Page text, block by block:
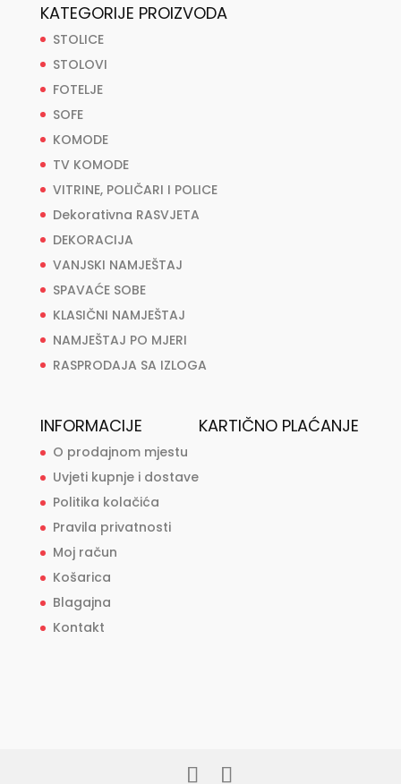
KATEGORIJE PROIZVODA
STOLICE
STOLOVI
FOTELJE
SOFE
KOMODE
TV KOMODE
VITRINE, POLIČARI I POLICE
Dekorativna RASVJETA
DEKORACIJA
VANJSKI NAMJEŠTAJ
SPAVAĆE SOBE
KLASIČNI NAMJEŠTAJ
NAMJEŠTAJ PO MJERI
RASPRODAJA SA IZLOGA
INFORMACIJE
O prodajnom mjestu
Uvjeti kupnje i dostave
Politika kolačića
Pravila privatnosti
Moj račun
Košarica
Blagajna
Kontakt
KARTIČNO PLAĆANJE